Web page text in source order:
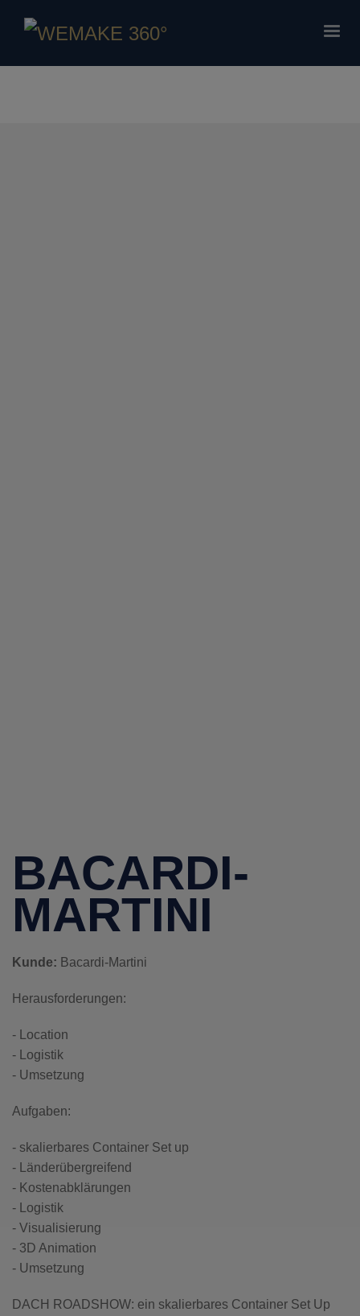
BACARDI-
MARTINI
Kunde: Bacardi-Martini
Herausforderungen:
- Location
- Logistik
- Umsetzung
Aufgaben:
- skalierbares Container Set up
- Länderübergreifend
- Kostenabklärungen
- Logistik
- Visualisierung
- 3D Animation
- Umsetzung
DACH ROADSHOW: ein skalierbares Container Set Up